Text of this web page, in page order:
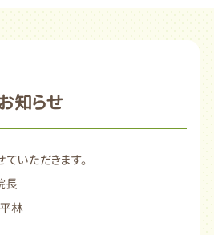
知らせ
いただきます。
長
林